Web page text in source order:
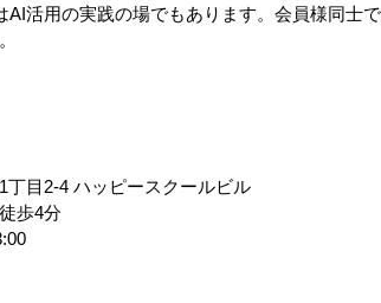
活用の実践の場でもあります。会員様同士
目2-4 ハッピースクールビル
歩4分